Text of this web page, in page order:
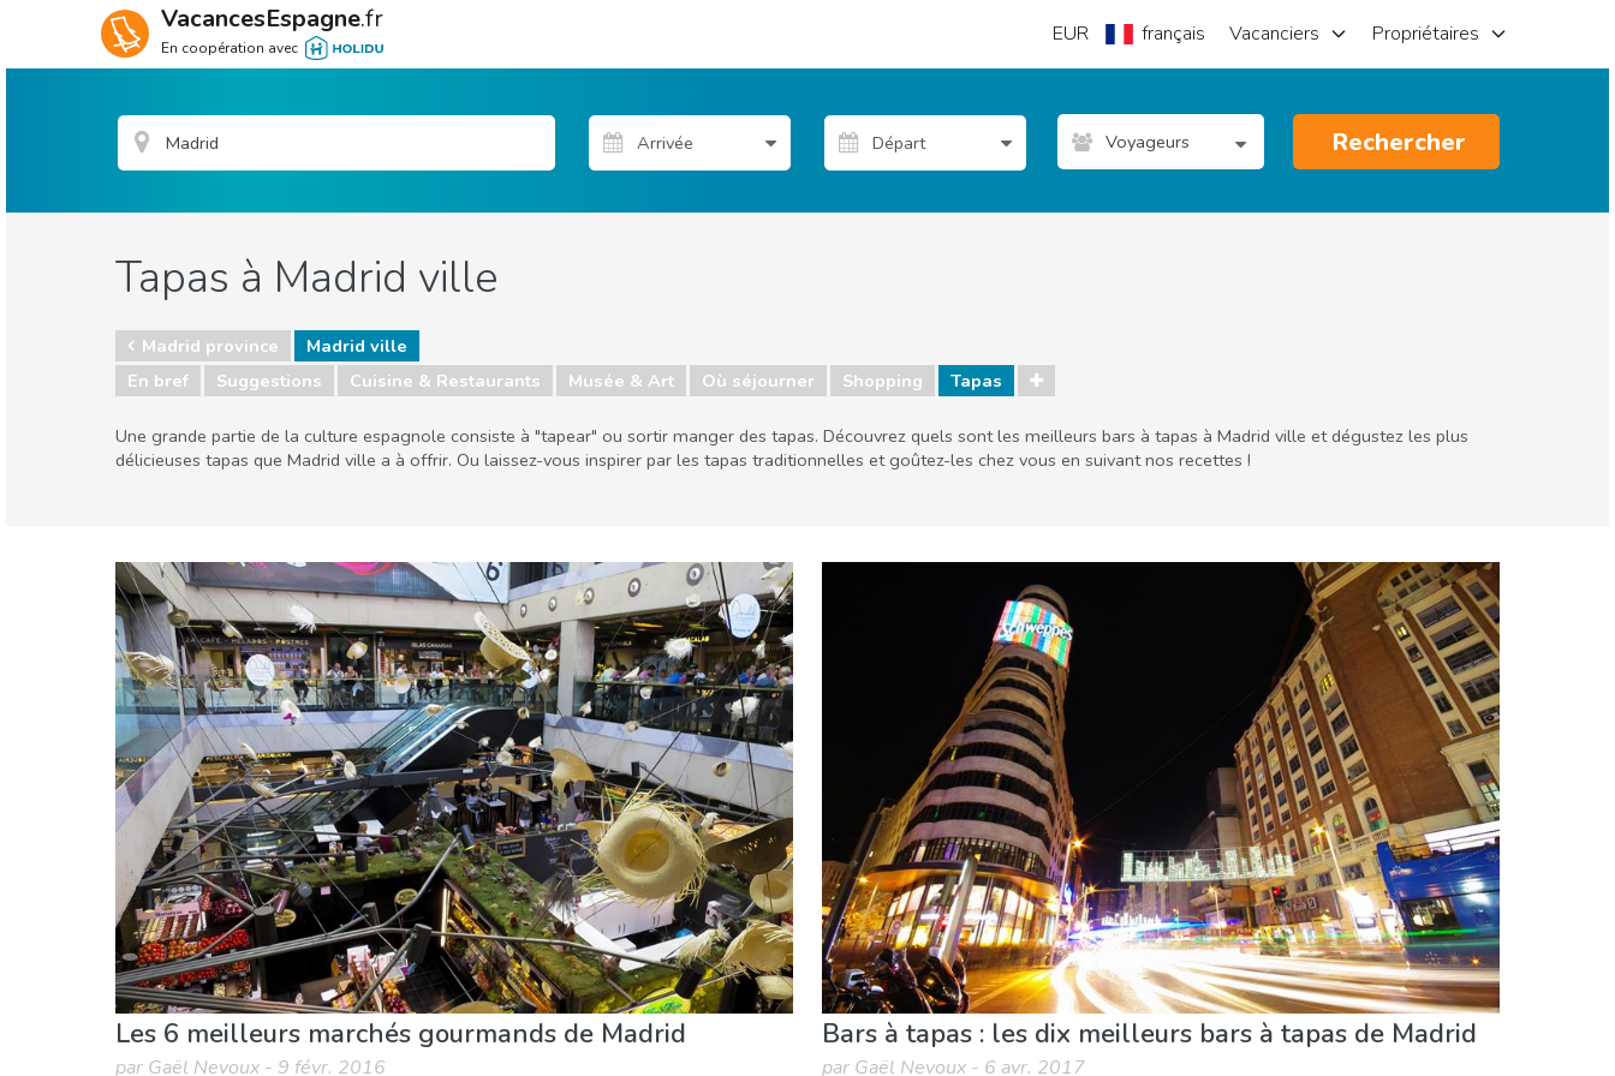
VacancesEspagne.fr
En coopération avec
EUR français Vacanciers Propriétaires
Voyageurs Rechercher
Tapas à Madrid ville
Madrid province
Madrid ville
En bref
Suggestions Cuisine & Restaurants Musée & Art Où séjourner Shopping Tapas
Une grande partie de la culture espagnole consiste à "tapear" ou sortir manger des tapas. Découvrez quels sont les meilleurs bars à tapas à Madrid ville et dégustez les plus
délicieuses tapas que Madrid ville a à offrir. Ou laissez-vous inspirer par les tapas traditionnelles et goûtez-les chez vous en suivant nos recettes !
Cuisine & Restaurants
Musée & Art Où séjourner Shopping
Les 6 meilleurs marchés gourmands de Madrid
par Gaël Nevoux - 9 févr. 2016
Bars à tapas : les dix meilleurs bars à tapas de Madrid
par Gaël Nevoux - 6 avr. 2017